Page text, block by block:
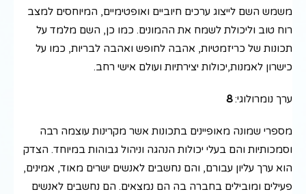
משמש השם לייצוג ערכים חיוביים ואופטימיים, המיוחסים למצב
רוח טוב וליכולת לשמח את ההמונים. כמו כן, השם מלמד על
תכונות של כריזמטיות, אהבה לחופש ואהבה לבריות, כמו על
כישרון לאמנות,יכולות יצירתיות ועולם אישי רחב.
ערך נומרולוגי:8
מספרי שמונה מאופיינים בתכונות אשר מקרינות עוצמה רבה
וסמכותיות והם בעלי יכולות הנהגה וניהול גבוהות במיוחד. הצדק
הוא ערך עליון עבורם, והם נחשבים לאנשים ישרים מאוד, אמינים,
פעילים ומובילים בחברה בה הם נמצאים. הם נחשבים לאנשים